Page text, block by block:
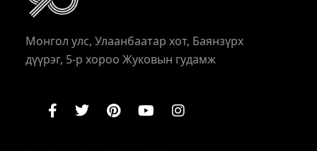
Монгол улс, Улаанбаатар хот, Баянзүрх
дүүрэг, 5-р хороо Жуковын гудамж